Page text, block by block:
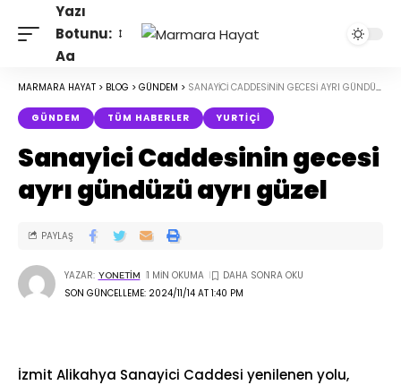
Yazı
Botunu:
Aa
MARMARA HAYAT > BLOG > GÜNDEM > SANAYICI CADDESININ GECESI AYRI GÜNDÜZÜ AYRI GÜZEL
GÜNDEM TÜM HABERLER YURTIÇI
Sanayici Caddesinin gecesi
ayrı gündüzü ayrı güzel
SON GÜNCELLEME: 2024/11/14 AT 1:40 PM
YAZAR: YONETIM 1 MIN OKUMA
PAYLAŞ
İzmit Alikahya Sanayici Caddesi yenilenen yolu,